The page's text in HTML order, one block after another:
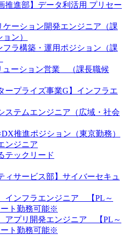
推進部】データ利活用 プリセー
ケーション開発エンジニア（課
ン）
フラ構築・運用ポジション（課
ューション営業 （課長職候
ープライズ事業G】インフラエ
ステムエンジニア（広域・社会
推進ポジション（東京勤務）
ンジニア
テックリード
ィサービス部】サイバーセキュ
インフラエンジニア 【PL～
ト勤務可能※
アプリ開発エンジニア 【PL～
ト勤務可能※